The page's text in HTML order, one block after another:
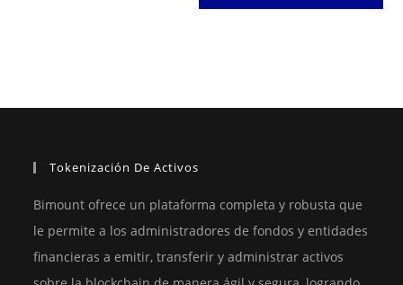
Tokenización De Activos
Bimount ofrece un plataforma completa y robusta que
le permite a los administradores de fondos y entidades
financieras a emitir, transferir y administrar activos